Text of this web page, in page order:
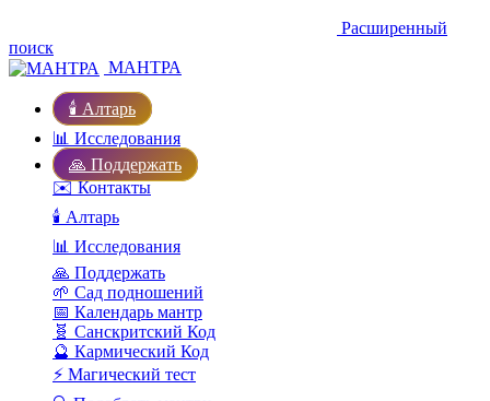
Расширенный
поиск
МАНТРА
🕯️ Алтарь
📊 Исследования
🙏 Поддержать
✉️ Контакты
🕯️ Алтарь
📊 Исследования
🙏 Поддержать
🌱 Сад подношений
📅 Календарь мантр
🧬 Санскритский Код
🔮 Кармический Код
⚡ Магический тест